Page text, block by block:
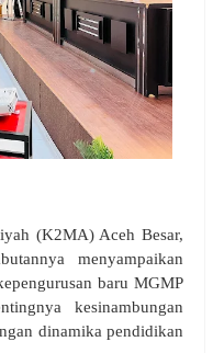
(K2MA) Aceh Besar,
menyampaikan
baru MGMP
kesinambungan
dinamika pendidikan